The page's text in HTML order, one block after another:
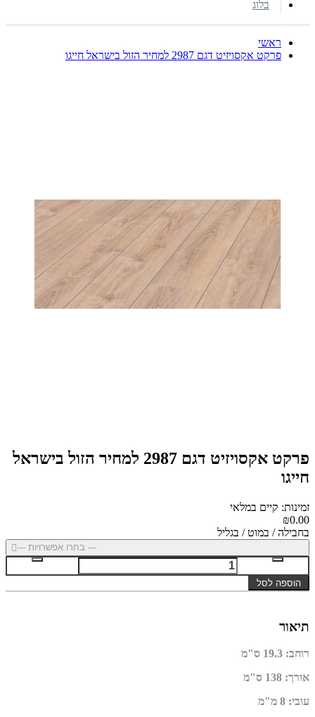
בלוג
ראשי
פרקט אקסויזיט דגם 2987 למחיר הזול בישראל חייגו
פרקט אקסויזיט דגם 2987 למחיר הזול בישראל
חייגו
זמינות: קיים במלאי
₪0.00
בחבילה / במוט / בגליל
--- בחרו אפשרויות ---
הוספה לסל
תיאור
רוחב: 19.3 ס"מ
אורך: 138 ס"מ
עובי: 8 מ"מ